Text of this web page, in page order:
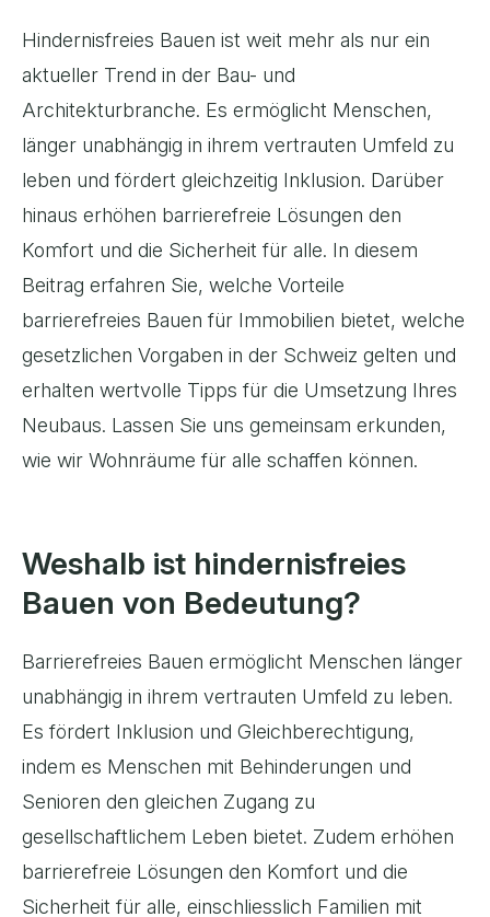
Hindernisfreies Bauen ist weit mehr als nur ein
aktueller Trend in der Bau- und
Architekturbranche. Es ermöglicht Menschen,
länger unabhängig in ihrem vertrauten Umfeld zu
leben und fördert gleichzeitig Inklusion. Darüber
hinaus erhöhen barrierefreie Lösungen den
Komfort und die Sicherheit für alle. In diesem
Beitrag erfahren Sie, welche Vorteile
barrierefreies Bauen für Immobilien bietet, welche
gesetzlichen Vorgaben in der Schweiz gelten und
erhalten wertvolle Tipps für die Umsetzung Ihres
Neubaus. Lassen Sie uns gemeinsam erkunden,
wie wir Wohnräume für alle schaffen können.
Weshalb ist hindernisfreies
Bauen von Bedeutung?
Barrierefreies Bauen ermöglicht Menschen länger
unabhängig in ihrem vertrauten Umfeld zu leben.
Es fördert Inklusion und Gleichberechtigung,
indem es Menschen mit Behinderungen und
Senioren den gleichen Zugang zu
gesellschaftlichem Leben bietet. Zudem erhöhen
barrierefreie Lösungen den Komfort und die
Sicherheit für alle, einschliesslich Familien mit